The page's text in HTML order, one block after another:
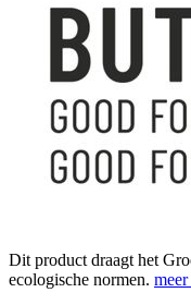
Dit product draagt het
ecologische normen.